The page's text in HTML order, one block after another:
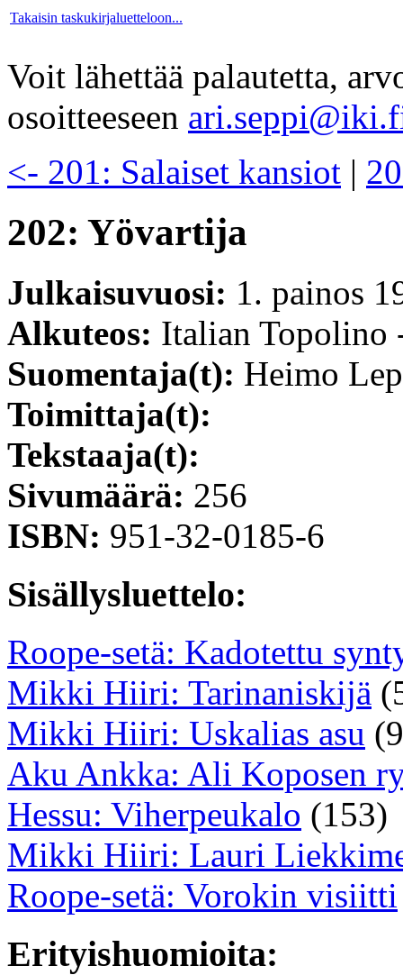
Takaisin taskukirjaluetteloon...
Voit lähettää palautetta,
osoitteeseen
<- 201: Salaiset kansiot |
202: Yövartija
Julkaisuvuosi: 1. painos
Alkuteos: Italian Topolino
Suomentaja(t): Heimo
Toimittaja(t):
Tekstaaja(t):
Sivumäärä: 256
ISBN: 951-32-0185-6
Sisällysluettelo:
Roope-setä: Kadotettu
Mikki Hiiri: Tarinaniskijä
Mikki Hiiri: Uskalias asu
Aku Ankka: Ali Koposen
Hessu: Viherpeukalo (153)
Mikki Hiiri: Lauri
Roope-setä: Vorokin visiitti
Erityishuomioita: